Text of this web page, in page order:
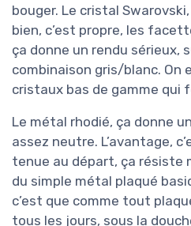
bouger. Le cristal
bien, c’est propre, les
ça donne un rendu sérieux,
combinaison gris/blanc. On
cristaux bas de gamme qui
Le métal rhodié, ça donne
assez neutre. L’avantage,
tenue au départ, ça résiste
du simple métal plaqué
c’est que comme tout
tous les jours, sous la